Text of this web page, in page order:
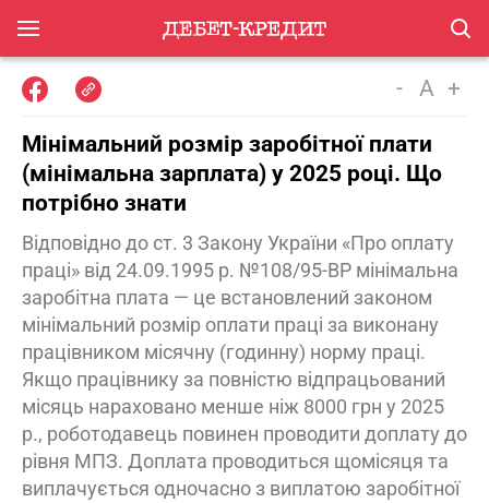
- A +
Мінімальний розмір заробітної плати
(мінімальна зарплата) у 2025 році. Що
потрібно знати
Відповідно до ст. 3 Закону України «Про оплату
праці» від 24.09.1995 р. №108/95-ВР мінімальна
заробітна плата — це встановлений законом
мінімальний розмір оплати праці за виконану
працівником місячну (годинну) норму праці.
Якщо працівнику за повністю відпрацьований
місяць нараховано менше ніж 8000 грн у 2025
р., роботодавець повинен проводити доплату до
рівня МПЗ. Доплата проводиться щомісяця та
виплачується одночасно з виплатою заробітної